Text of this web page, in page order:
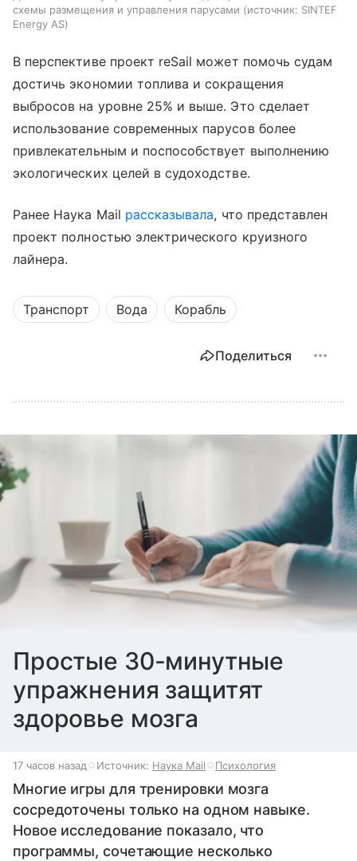
схемы размещения и управления парусами
источник: SINTEF
Energy AS
В перспективе проект reSail может помочь судам
достичь экономии топлива и сокращения
выбросов на уровне 25% и выше. Это сделает
использование современных парусов более
привлекательным и поспособствует выполнению
экологических целей в судоходстве.
Ранее Наука Mail рассказывала, что представлен
проект полностью электрического круизного
лайнера.
Транспорт Вода Корабль
Поделиться
Простые 30-минутные
упражнения защитят
здоровье мозга
17 часов назад Источник: Наука Mail Психология
Многие игры для тренировки мозга
сосредоточены только на одном навыке.
Новое исследование показало, что
программы, сочетающие несколько